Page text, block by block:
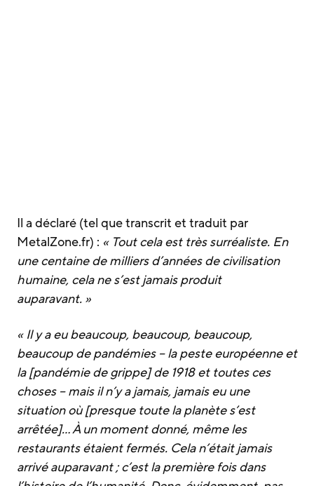
Il a déclaré (tel que transcrit et traduit par
MetalZone.fr) : « Tout cela est très surréaliste. En
une centaine de milliers d’années de civilisation
humaine, cela ne s’est jamais produit
auparavant. »
« Il y a eu beaucoup, beaucoup, beaucoup,
beaucoup de pandémies – la peste européenne et
la [pandémie de grippe] de 1918 et toutes ces
choses – mais il n’y a jamais, jamais eu une
situation où [presque toute la planète s’est
arrêtée]… À un moment donné, même les
restaurants étaient fermés. Cela n’était jamais
arrivé auparavant ; c’est la première fois dans